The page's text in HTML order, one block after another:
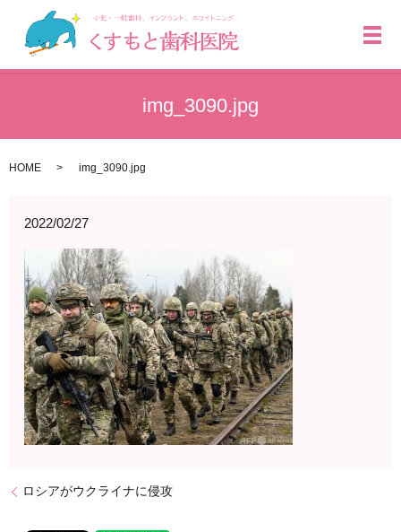
メ
img_3090.jpg
HOME img_3090.jpg
2022/02/27
ロシアがウクライナに侵攻